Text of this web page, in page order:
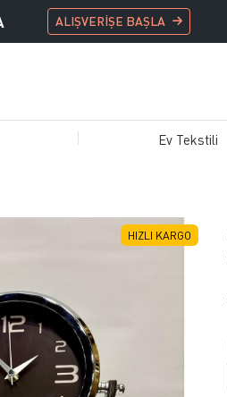
ALIŞVERİŞE BAŞLA
Ev Tekstili
HIZLI KARGO